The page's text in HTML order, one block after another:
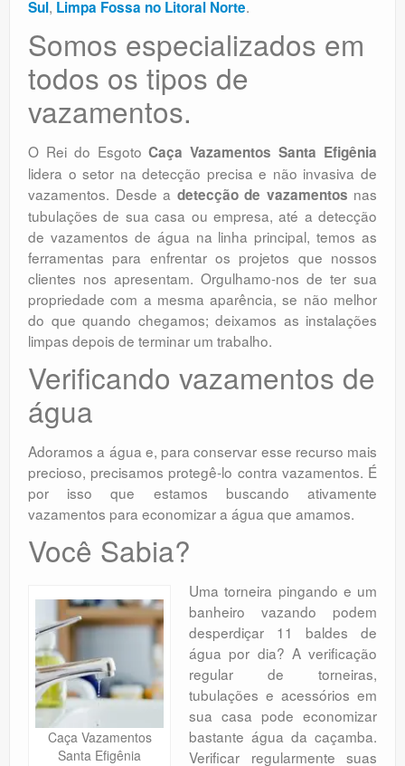
Sul, Limpa Fossa no Litoral Norte.
Somos especializados em
todos os tipos de
vazamentos.
O Rei do EsgotoCaça Vazamentos Santa Efigênia
lidera o setor na detecção precisa e não invasiva de
vazamentos. Desde a detecção de vazamentos nas
tubulações de sua casa ou empresa, até a detecção
de vazamentos de água na linha principal, temos as
ferramentas para enfrentar os projetos que nossos
clientes nos apresentam. Orgulhamo-nos de ter sua
propriedade com a mesma aparência, se não melhor
do que quando chegamos; deixamos as instalações
limpas depois de terminar um trabalho.
Verificando vazamentos de
água
Adoramos a água e, para conservar esse recurso mais
precioso, precisamos protegê-lo contra vazamentos. É
por isso que estamos buscando ativamente
vazamentos para economizar a água que amamos.
Você Sabia?
Caça Vazamentos
Santa Efigênia
Uma torneira pingando e um
banheiro vazando podem
desperdiçar 11 baldes de
água por dia? A verificação
regular de torneiras,
tubulações e acessórios em
sua casa pode economizar
bastante água da caçamba.
Verificar regularmente suas